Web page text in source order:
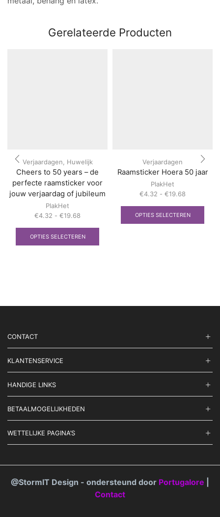
Gerelateerde Producten
Verjaardagen Huwelijk
Cheers to 50 years – de
perfecte raamsticker voor
jouw verjaardag of jubileum
PlakHet
€4.32 - €19.68
tot
OPTIES SELECTEREN
worden
Verjaardagen
Raamsticker Hoera 50 jaar
PlakHet
€4.32 - €19.68
tot
OPTIES SELECTEREN
de
CONTACT
KLANTENSERVICE
HANDIGE LINKS
BETAALMOGELIJKHEDEN
WETTELIJKE PAGINA’S
@StormIT Design - ondersteund door Portugalore
Contact